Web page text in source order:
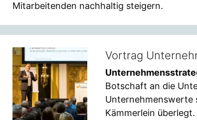
Mitarbeitenden nachhaltig steigern.
Vortrag
Botschaft an die
Unternehmenswerte
Kämmerlein